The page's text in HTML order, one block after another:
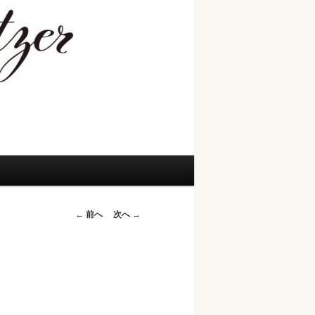
投
← 前へ 次へ →